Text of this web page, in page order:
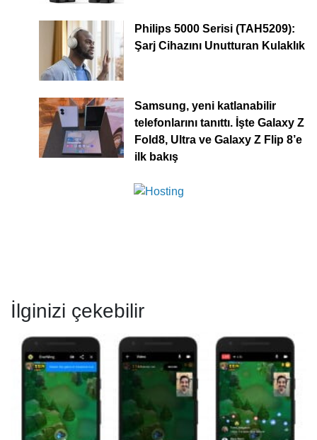
Philips 5000 Serisi (TAH5209):
Şarj Cihazını Unutturan Kulaklık
Samsung, yeni katlanabilir
telefonlarını tanıttı. İşte Galaxy Z
Fold8, Ultra ve Galaxy Z Flip 8’e
ilk bakış
İlginizi çekebilir